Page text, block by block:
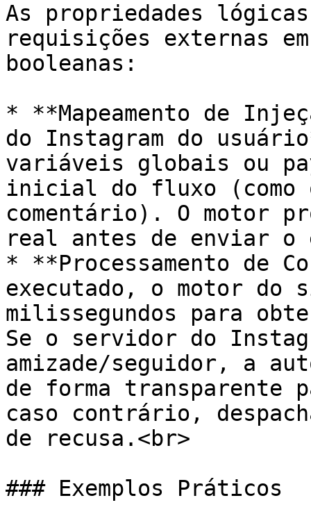
As propriedades lógicas
requisições externas
booleanas:
* **Mapeamento de
do Instagram do
variáveis globais ou
inicial do fluxo (como
comentário). O motor
real antes de enviar o
* **Processamento de
executado, o motor do
milissegundos para
Se o servidor do
amizade/seguidor, a
de forma transparente
caso contrário,
de recusa.<br>
### Exemplos Práticos